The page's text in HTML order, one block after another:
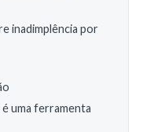
inadimplência por
uma ferramenta